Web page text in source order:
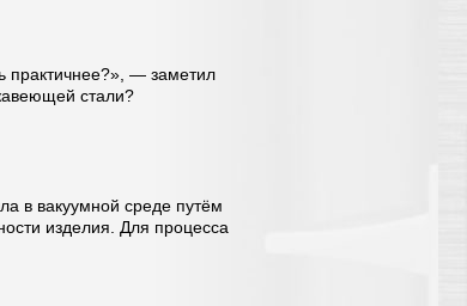
практичнее?», — заметил
стали?
в вакуумной среде путём
изделия. Для процесса